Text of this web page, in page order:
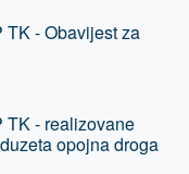
- Obavijest za
TK - realizovane
opojna droga